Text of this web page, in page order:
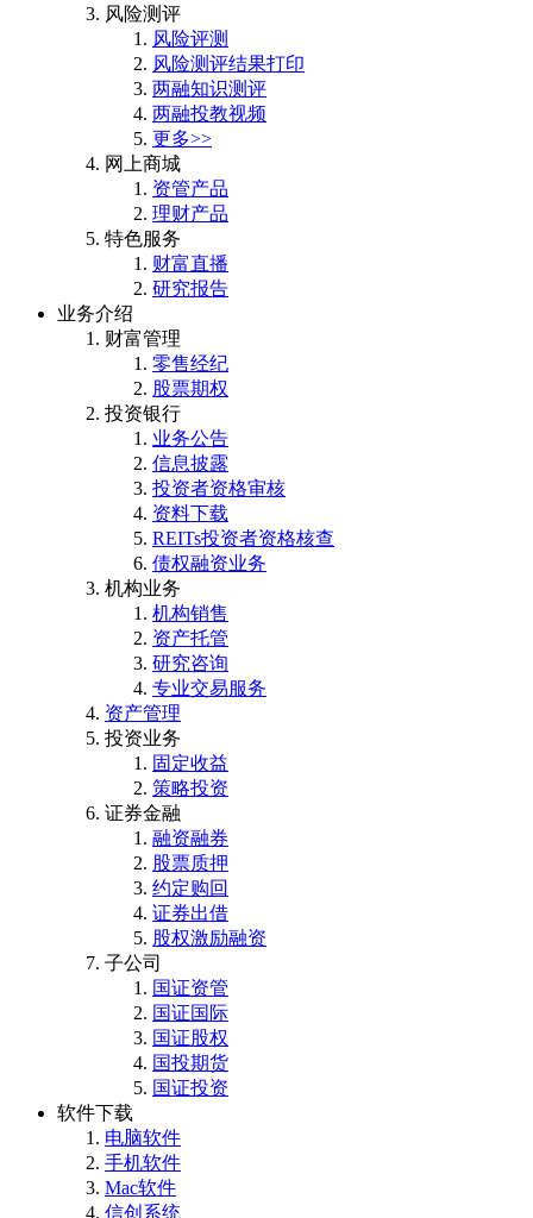
风险测评
风险评测
风险测评结果打印
两融知识测评
两融投教视频
更多>>
网上商城
资管产品
理财产品
特色服务
财富直播
研究报告
业务介绍
财富管理
零售经纪
股票期权
投资银行
业务公告
信息披露
投资者资格审核
资料下载
REITs投资者资格核查
债权融资业务
机构业务
机构销售
资产托管
研究咨询
专业交易服务
资产管理
投资业务
固定收益
策略投资
证券金融
融资融券
股票质押
约定购回
证券出借
股权激励融资
子公司
国证资管
国证国际
国证股权
国投期货
国证投资
软件下载
电脑软件
手机软件
Mac软件
信创系统